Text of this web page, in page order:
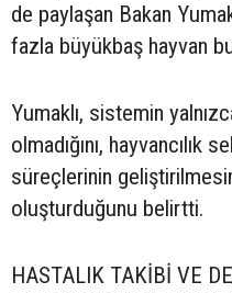
de paylaşan Bakan
fazla büyükbaş hayvan
Yumaklı, sistemin
olmadığını, hayvancılık
süreçlerinin
oluşturduğunu belirtti.
HASTALIK TAKİBİ VE